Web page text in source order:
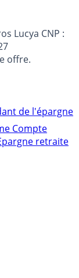
Lucya CNP :
offre.
de l'épargne
Compte
retraite